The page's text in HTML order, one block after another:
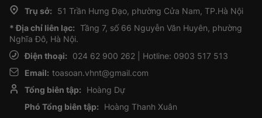
Trụ sở:
51 Trần Hưng Đạo, phường Cửa Nam, TP.Hà Nội
* Địa chỉ liên lạc: Tầng 7, số 66 Nguyễn Văn Huyên, phường
Nghĩa Đô, Hà Nội.
Điện thoại:
024 62 900 262 | Hotline: 0903 517 513
Email: toasoan.vhnt@gmail.com
Tổng biên tập:
Hoàng Dự
Phó Tổng biên tập:
Hoàng Thanh Xuân